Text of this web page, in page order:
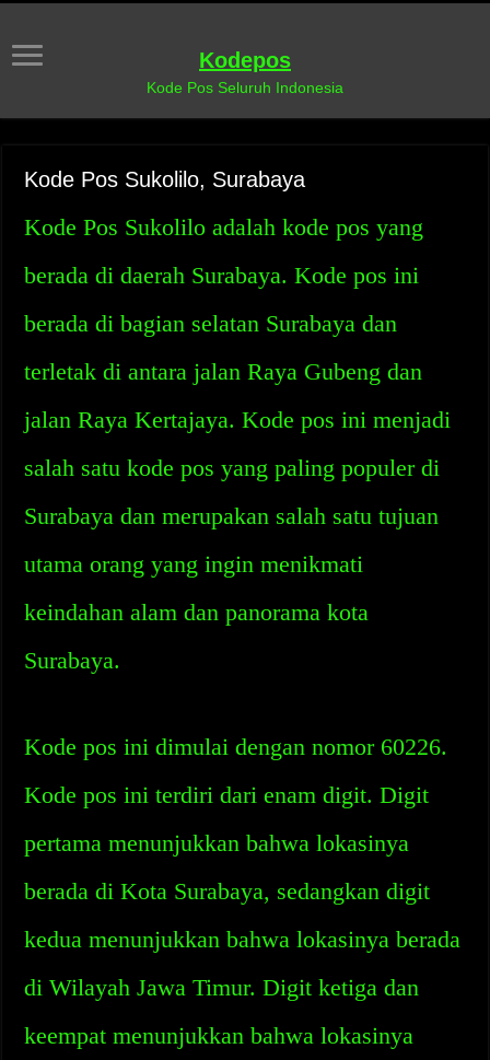
Kodepos
Kode Pos Seluruh Indonesia
Kode Pos Sukolilo, Surabaya
Kode Pos Sukolilo adalah kode pos yang
berada di daerah Surabaya. Kode pos ini
berada di bagian selatan Surabaya dan
terletak di antara jalan Raya Gubeng dan
jalan Raya Kertajaya. Kode pos ini menjadi
salah satu kode pos yang paling populer di
Surabaya dan merupakan salah satu tujuan
utama orang yang ingin menikmati
keindahan alam dan panorama kota
Surabaya.
Kode pos ini dimulai dengan nomor 60226.
Kode pos ini terdiri dari enam digit. Digit
pertama menunjukkan bahwa lokasinya
berada di Kota Surabaya, sedangkan digit
kedua menunjukkan bahwa lokasinya berada
di Wilayah Jawa Timur. Digit ketiga dan
keempat menunjukkan bahwa lokasinya